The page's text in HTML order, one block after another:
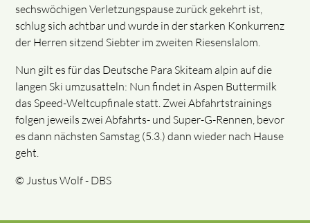
sechswöchigen Verletzungspause zurück gekehrt ist,
schlug sich achtbar und wurde in der starken Konkurrenz
der Herren sitzend Siebter im zweiten Riesenslalom.
Nun gilt es für das Deutsche Para Skiteam alpin auf die
langen Ski umzusatteln: Nun findet in Aspen Buttermilk
das Speed-Weltcupfinale statt. Zwei Abfahrtstrainings
folgen jeweils zwei Abfahrts- und Super-G-Rennen, bevor
es dann nächsten Samstag (5.3.) dann wieder nach Hause
geht.
© Justus Wolf - DBS